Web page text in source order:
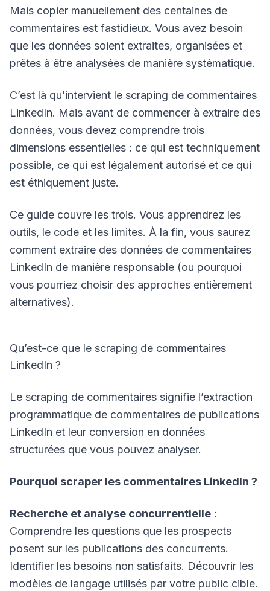
Mais copier manuellement des centaines de
commentaires est fastidieux. Vous avez besoin
que les données soient extraites, organisées et
prêtes à être analysées de manière systématique.
C’est là qu’intervient le scraping de commentaires
LinkedIn. Mais avant de commencer à extraire des
données, vous devez comprendre trois
dimensions essentielles : ce qui est techniquement
possible, ce qui est légalement autorisé et ce qui
est éthiquement juste.
Ce guide couvre les trois. Vous apprendrez les
outils, le code et les limites. À la fin, vous saurez
comment extraire des données de commentaires
LinkedIn de manière responsable (ou pourquoi
vous pourriez choisir des approches entièrement
alternatives).
Qu’est-ce que le scraping de commentaires
LinkedIn ?
Le scraping de commentaires signifie l’extraction
programmatique de commentaires de publications
LinkedIn et leur conversion en données
structurées que vous pouvez analyser.
Pourquoi scraper les commentaires LinkedIn ?
Recherche et analyse concurrentielle :
Comprendre les questions que les prospects
posent sur les publications des concurrents.
Identifier les besoins non satisfaits. Découvrir les
modèles de langage utilisés par votre public cible.